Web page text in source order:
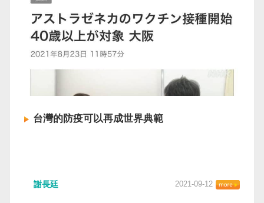
台灣的防疫可以再成世界典範
謝長廷 2021-09-12